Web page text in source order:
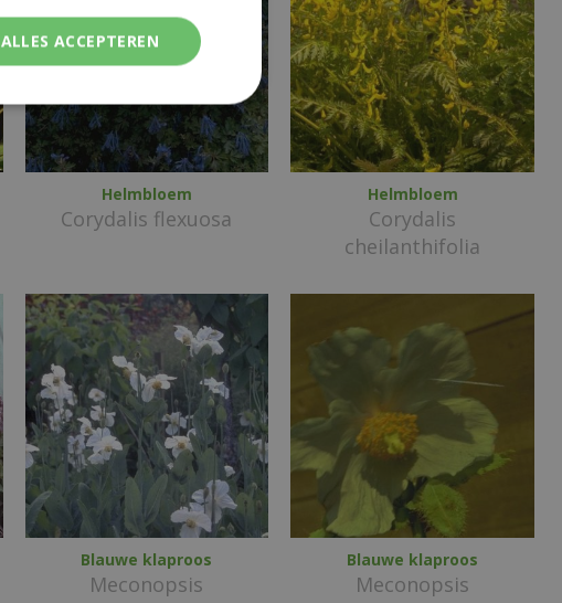
Helmbloem
Corydalis flexuosa
Helmbloem
Corydalis
cheilanthifolia
Blauwe klaproos
Meconopsis
Blauwe klaproos
Meconopsis
ALLES ACCEPTEREN